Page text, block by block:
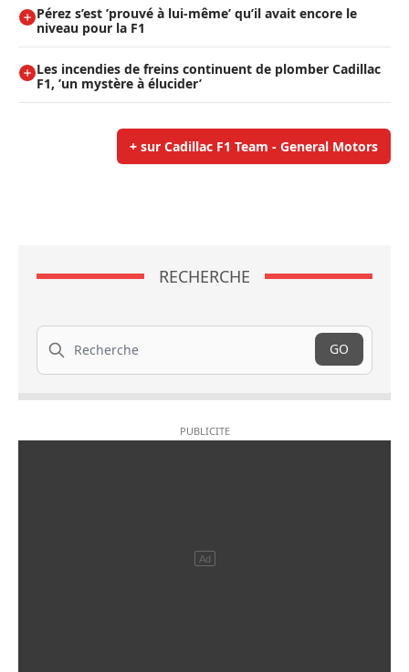
Pérez s’est ’prouvé à lui-même’ qu’il avait encore le
niveau pour la F1
Les incendies de freins continuent de plomber Cadillac
F1, ’un mystère à élucider’
+ sur Cadillac F1 Team - General Motors
RECHERCHE
Recherche
GO